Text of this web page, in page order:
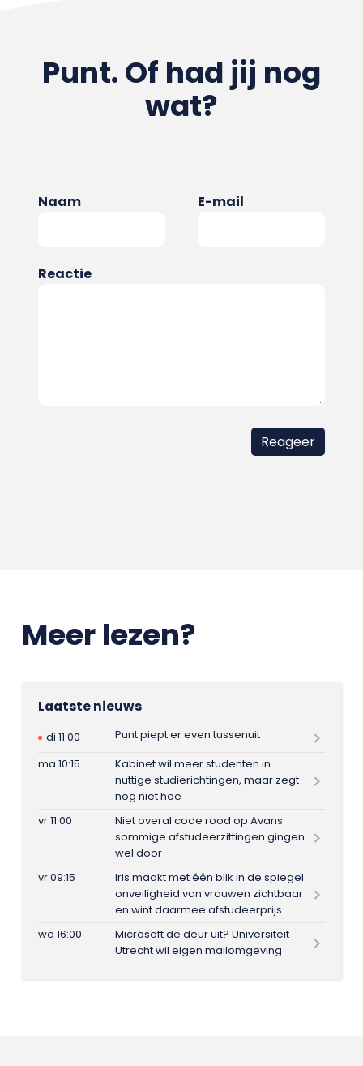
Punt. Of had jij nog
wat?
Naam E-mail
Reactie
Meer lezen?
Laatste nieuws
di 11:00
Punt piept er even tussenuit
ma 10:15
Kabinet wil meer studenten in
nuttige studierichtingen, maar zegt
nog niet hoe
vr 11:00
Niet overal code rood op Avans:
sommige afstudeerzittingen gingen
wel door
vr 09:15
Iris maakt met één blik in de spiegel
onveiligheid van vrouwen zichtbaar
en wint daarmee afstudeerprijs
wo 16:00
Microsoft de deur uit? Universiteit
Utrecht wil eigen mailomgeving